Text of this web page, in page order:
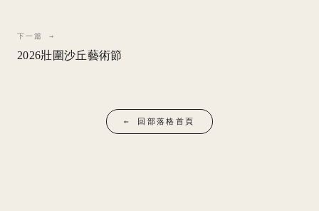
下一篇 →
2026壯圍沙丘藝術節
← 回部落格首頁